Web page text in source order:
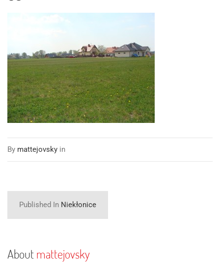
By mattejovsky in
Published InNiekłonice
Aboutmattejovsky